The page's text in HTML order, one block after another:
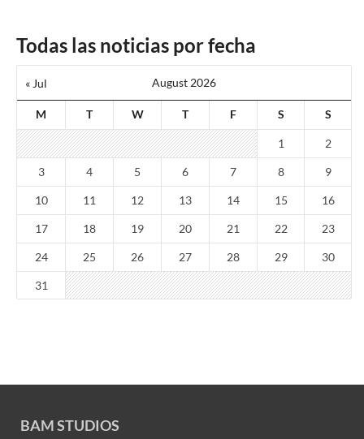
Todas las noticias por fecha
August 2026
M T W T F S S
« Jul
1 2
3 4 5 6 7 8 9
10 11 12 13 14 15 16
17 18 19 20 21 22 23
24 25 26 27 28 29 30
31
BAM STUDIOS